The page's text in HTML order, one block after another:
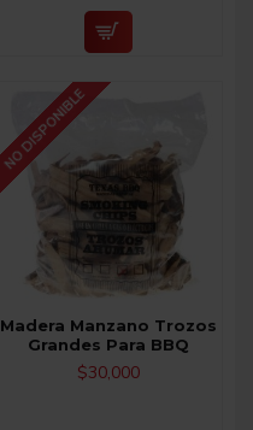
NO DISPONIBLE
Madera Manzano Trozos
Grandes Para BBQ
$30,000